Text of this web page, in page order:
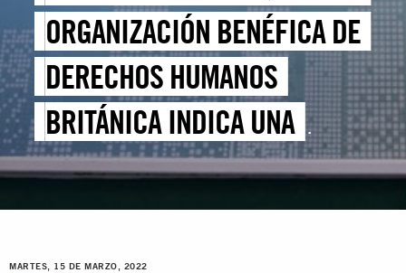
ORGANIZACIÓN BENÉFICA DE
DERECHOS HUMANOS
BRITÁNICA INDICA UNA
PREOCUPANTE EXPANSIÓN DE
LA REPRESIÓN
MARTES, 15 DE MARZO, 2022